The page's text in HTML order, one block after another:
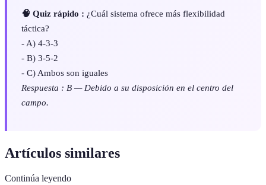
🧠 Quiz rápido : ¿Cuál sistema ofrece más flexibilidad
táctica?
- A) 4-3-3
- B) 3-5-2
- C) Ambos son iguales
Respuesta : B — Debido a su disposición en el centro del
campo.
Artículos similares
Continúa leyendo